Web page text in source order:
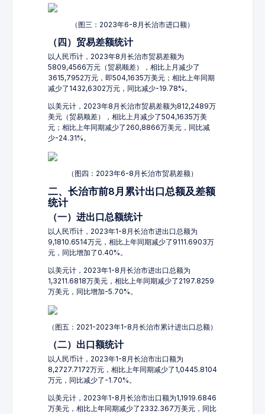
（图三：2023年6-8月长治市进口额）
（四）贸易差额统计
以人民币计，2023年8月长治市贸易差额为
5809,4566万元（贸易顺差），相比上月减少了
3615,7952万元，即504,1635万美元；相比上年同期
减少了1432,6302万元，同比减少-19.78%。
以美元计，2023年8月长治市贸易差额为812,2489万
美元（贸易顺差），相比上月减少了504,1635万美
元；相比上年同期减少了260,8866万美元，同比减
少-24.31%。
（图四：2023年6-8月长治市贸易差额）
二、长治市前8月累计出口总额及差额
统计
（一）进出口总额统计
以人民币计，2023年1-8月长治市进出口总额为
9,1810.6514万元，相比上年同期减少了9111.6903万
元，同比增加了0.40%。
以美元计，2023年1-8月长治市进出口总额为
1,3211.6818万美元，相比上年同期减少了2197.8259
万美元，同比增加-5.70%。
（图五：2021-2023年1-8月长治市累计进出口总额）
（二）出口额统计
以人民币计，2023年1-8月长治市出口额为
8,2727.7172万元，相比上年同期减少了1,0445.8104
万元，同比减少了-1.70%。
以美元计，2023年1-8月长治市出口额为1,1919.6846
万美元，相比上年同期减少了2332.367万美元，同比